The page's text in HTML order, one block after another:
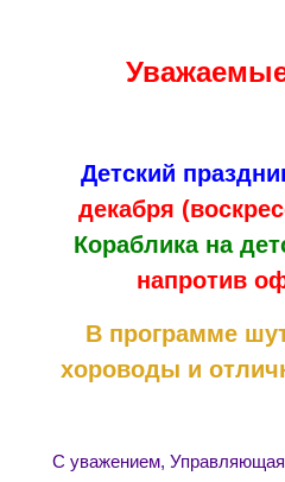
Детский
декабря
Кораблика на
напротив
В программе
хороводы и
С уважением,